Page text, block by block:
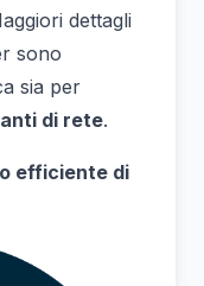
dettagli
sono
sia per
di rete.
efficiente di